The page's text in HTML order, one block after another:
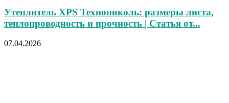
Утеплитель XPS Технониколь: размеры листа,
теплопроводность и прочность | Статья от...
07.04.2026